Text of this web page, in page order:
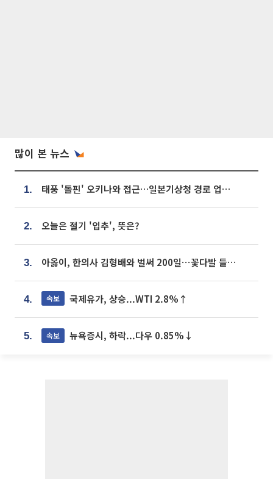
많이 본 뉴스
1. 태풍 '돌핀' 오키나와 접근…일본기상청 경로 업데이트
2. 오늘은 절기 '입추', 뜻은?
3. 아옳이, 한의사 김형배와 벌써 200일⋯꽃다발 들고 "프러포즈 아냐"
4. 속보 국제유가, 상승...WTI 2.8%↑
5. 속보 뉴욕증시, 하락...다우 0.85%↓